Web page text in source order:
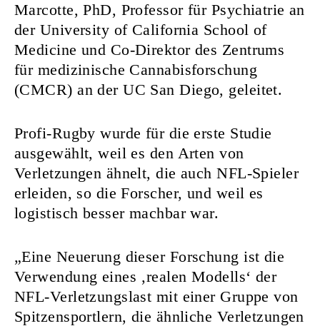
Marcotte, PhD, Professor für Psychiatrie an
der University of California School of
Medicine und Co-Direktor des Zentrums
für medizinische Cannabisforschung
(CMCR) an der UC San Diego, geleitet.
Profi-Rugby wurde für die erste Studie
ausgewählt, weil es den Arten von
Verletzungen ähnelt, die auch NFL-Spieler
erleiden, so die Forscher, und weil es
logistisch besser machbar war.
„Eine Neuerung dieser Forschung ist die
Verwendung eines ‚realen Modells‘ der
NFL-Verletzungslast mit einer Gruppe von
Spitzensportlern, die ähnliche Verletzungen